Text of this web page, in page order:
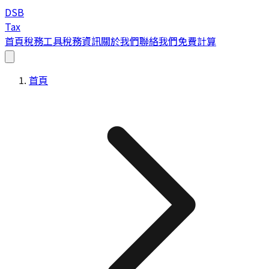
DSB
Tax
首頁稅務工具稅務資訊關於我們聯絡我們免費計算
首頁